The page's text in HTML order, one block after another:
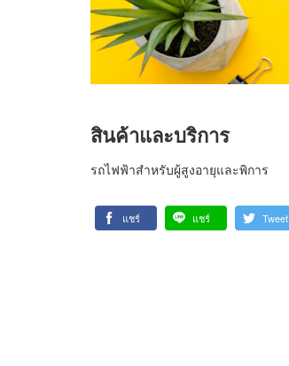
สินค้าและบริการ
รถไฟฟ้าสำหรับผู้สูงอายุและพิการ
แชร์ แชร์ Tweet